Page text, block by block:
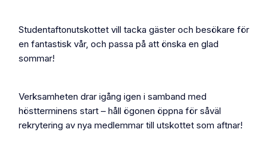
Studentaftonutskottet vill tacka gäster och besökare för
en fantastisk vår, och passa på att önska en glad
sommar!
Verksamheten drar igång igen i samband med
höstterminens start – håll ögonen öppna för såväl
rekrytering av nya medlemmar till utskottet som aftnar!